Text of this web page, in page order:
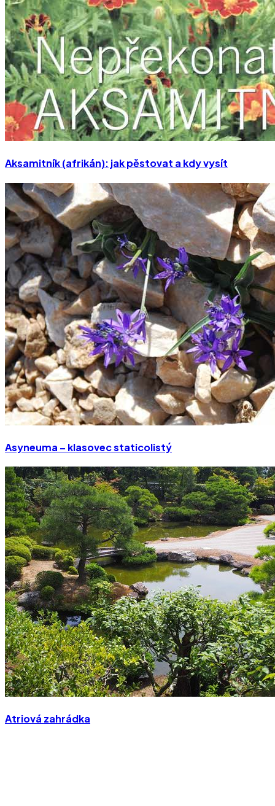
Aksamitník (afrikán): jak pěstovat a kdy vysít
Asyneuma – klasovec staticolistý
Atriová zahrádka